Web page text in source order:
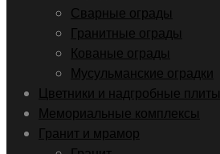
Сварные ограды
Гранитные ограды
Кованые ограды
Мусульманские оградки
Цветники и надгробные плиты
Мемориальные комплексы
Гранит и мрамор